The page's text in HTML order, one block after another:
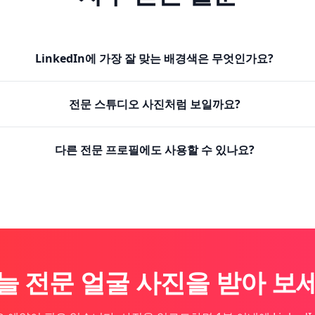
LinkedIn에 가장 잘 맞는 배경색은 무엇인가요?
전문 스튜디오 사진처럼 보일까요?
다른 전문 프로필에도 사용할 수 있나요?
전문 얼굴 사진을 받아 보